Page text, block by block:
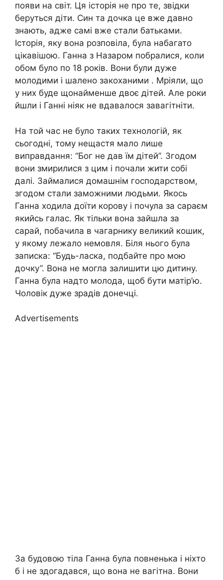
появи на світ. Ця історія не про те, звідки
беруться діти. Син та дочка це вже давно
знають, адже самі вже стали батьками.
Історія, яку вона розповіла, була набагато
цікавішою. Ганна з Назаром побралися, коли
обом було по 18 років. Вони були дуже
молодими і шалено закоханими . Мріяли, що
у них буде щонайменше двоє дітей. Але роки
йшли і Ганні ніяк не вдавалося завагітніти.
На той час не було таких технологій, як
сьогодні, тому нещастя мало лише
виправдання: “Бог не дав їм дітей”. Згодом
вони змирилися з цим і почали жити собі
далі. Займалися домашнім господарством,
згодом стали заможними людьми. Якось
Ганна ходила доїти корову і почула за сараєм
якийсь галас. Як тільки вона зайшла за
сарай, побачила в чагарнику великий кошик,
у якому лежало немовля. Біля нього була
записка: “Будь-ласка, подбайте про мою
дочку”. Вона не могла залишити цю дитину.
Ганна була надто молода, щоб бути матір’ю.
Чоловік дуже зрадів донечці.
Advertisements
За будовою тіла Ганна була повненька і ніхто
б і не здогадався, що вона не вагітна. Вони